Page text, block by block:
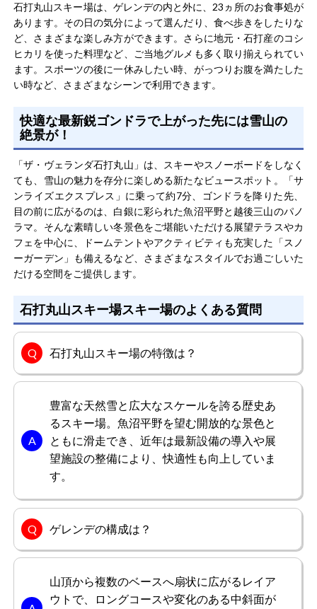
石打丸山スキー場は、ゲレンデの内と外に、23ヵ所のお食事処が
あります。その日の気分によって選んだり、食べ歩きをしたりな
ど、さまざまな楽しみ方ができます。さらに地元・石打産のコシ
ヒカリを使った料理など、ご当地グルメも多く取り揃えられてい
ます。スポーツの後に一休みしたい時、がっつりお腹を満たした
い時など、さまざまなシーンで利用できます。
快適な最新鋭ゴンドラで上がった先には雪山の
絶景が！
「ザ・ヴェランダ石打丸山」は、スキーやスノーボードをしなく
ても、雪山の魅力を存分に楽しめる新たなビュースポット。「サ
ンライズエクスプレス」に乗って約7分、ゴンドラを降りた先、
目の前に広がるのは、白銀に彩られた魚沼平野と越後三山のパノ
ラマ。そんな素晴しい冬景色をご堪能いただける展望テラスやカ
フェを中心に、ドームテントやアクティビティも充実した「スノ
ーガーデン」も備えるなど、さまざまなスタイルでお過ごしいた
だける空間をご提供します。
石打丸山スキー場スキー場のよくある質問
石打丸山スキー場の特徴は？
豊富な天然雪と広大なスケールを誇る歴史あ
るスキー場。魚沼平野を望む開放的な景色と
ともに滑走でき、近年は最新設備の導入や展
望施設の整備により、快適性も向上していま
す。
ゲレンデの構成は？
山頂から複数のベースへ扇状に広がるレイア
ウトで、ロングコースや変化のある中斜面が